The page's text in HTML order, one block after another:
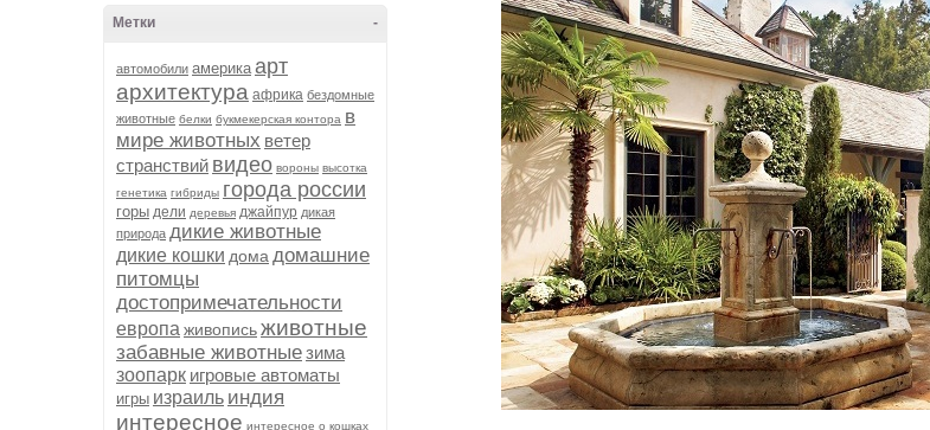
-
Метки
автомобили америка арт
архитектура африка бездомные
животные белки букмекерская контора в
мире животных ветер
странствий видео вороны высотка
генетика гибриды города россии
горы дели деревья джайпур дикая
природа дикие животные
дикие кошки дома домашние
питомцы
достопримечательности
европа живописьживотные
забавные животныезима
зоопарк игровые автоматы
игры израиль индия
интересное интересное о кошках